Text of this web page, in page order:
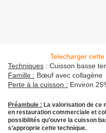
Telecharger
Techniques : Cuisson basse
Famille : Bœuf avec collagène
Perte à la cuisson : Environ
Préambule : La valorisation de ce
en restauration commerciale et
possibilités qu’ouvre la cuisson
s’approprie cette technique.